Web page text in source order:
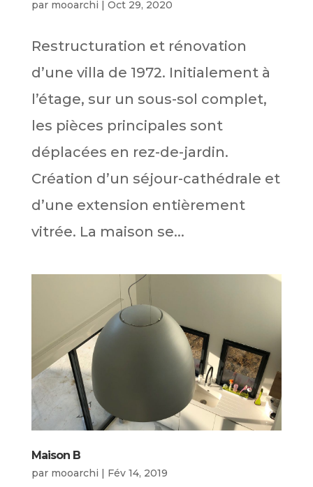
par mooarchi | Oct 29, 2020
Restructuration et rénovation
d’une villa de 1972. Initialement à
l’étage, sur un sous-sol complet,
les pièces principales sont
déplacées en rez-de-jardin.
Création d’un séjour-cathédrale et
d’une extension entièrement
vitrée. La maison se...
Maison B
par mooarchi | Fév 14, 2019